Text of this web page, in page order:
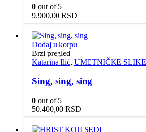
0 out of 5
9.900,00 RSD
Dodaj u korpu
Brzi pregled
Katarina Ilić, UMETNIČKE SLIKE
Sing, sing, sing
0 out of 5
50.400,00 RSD